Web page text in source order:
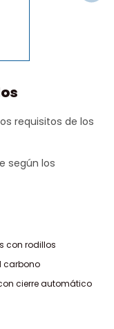
requisitos de los
según los
con rodillos
carbono
cierre automático